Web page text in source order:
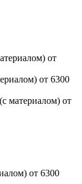
от
от 6300
материалом) от
от 6300